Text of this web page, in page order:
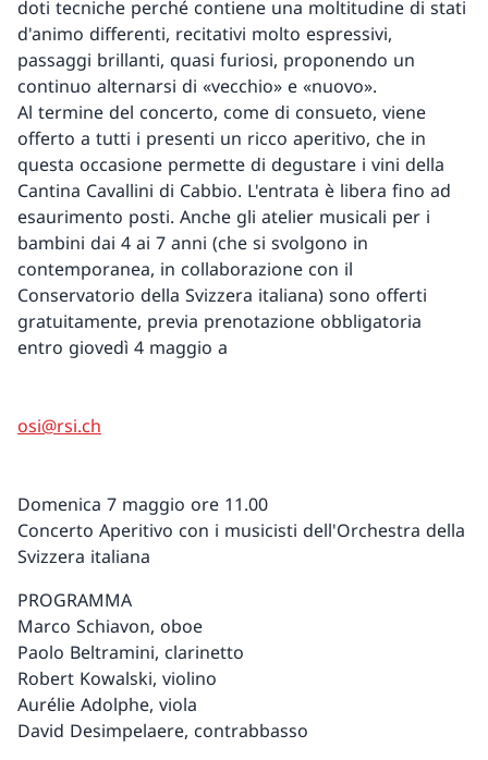
doti tecniche perché contiene una moltitudine di stati
d'animo differenti, recitativi molto espressivi,
passaggi brillanti, quasi furiosi, proponendo un
continuo alternarsi di «vecchio» e «nuovo».
Al termine del concerto, come di consueto, viene
offerto a tutti i presenti un ricco aperitivo, che in
questa occasione permette di degustare i vini della
Cantina Cavallini di Cabbio. L'entrata è libera fino ad
esaurimento posti. Anche gli atelier musicali per i
bambini dai 4 ai 7 anni (che si svolgono in
contemporanea, in collaborazione con il
Conservatorio della Svizzera italiana) sono offerti
gratuitamente, previa prenotazione obbligatoria
entro giovedì 4 maggio a
osi@rsi.ch
Domenica 7 maggio ore 11.00
Concerto Aperitivo con i musicisti dell'Orchestra della
Svizzera italiana
PROGRAMMA
Marco Schiavon, oboe
Paolo Beltramini, clarinetto
Robert Kowalski, violino
Aurélie Adolphe, viola
David Desimpelaere, contrabbasso